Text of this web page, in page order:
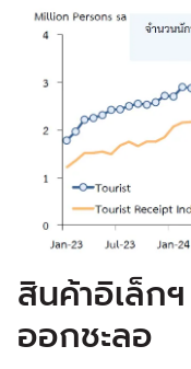
สินค้าอิเล็ก
ออกชะลอ